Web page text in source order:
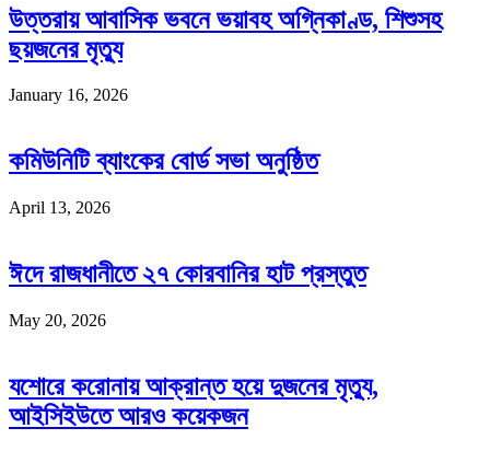
উত্তরায় আবাসিক ভবনে ভয়াবহ অগ্নিকাণ্ড, শিশুসহ
ছয়জনের মৃত্যু
January 16, 2026
কমিউনিটি ব্যাংকের বোর্ড সভা অনুষ্ঠিত
April 13, 2026
ঈদে রাজধানীতে ২৭ কোরবানির হাট প্রস্তুত
May 20, 2026
যশোরে করোনায় আক্রান্ত হয়ে দুজনের মৃত্যু,
আইসিইউতে আরও কয়েকজন